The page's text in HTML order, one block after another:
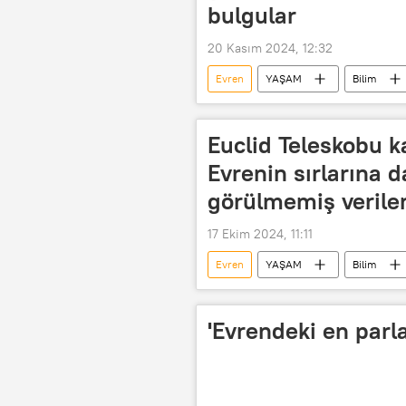
bulgular
20 Kasım 2024, 12:32
Evren YAŞAM Bilim
Genel görelilik teorisi
ABD
Euclid Teleskobu
Evrenin sırlarına
görülmemiş
17 Ekim 2024, 11:11
Evren YAŞAM Bilim
Karanlık madde
Karanlık
'Evrendeki en